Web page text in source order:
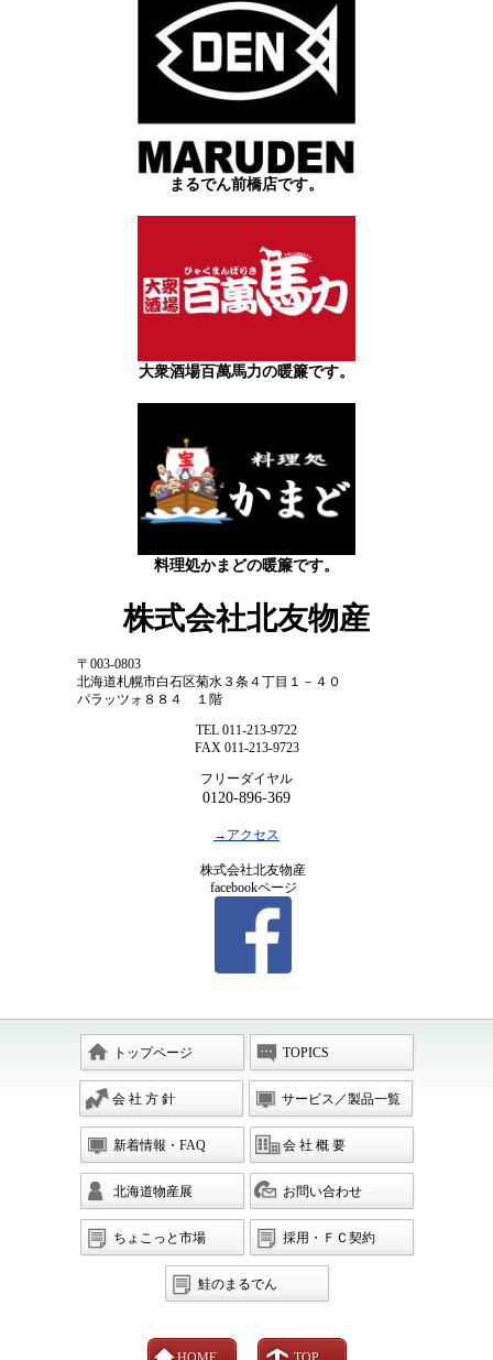
まるでん前橋店です。
大衆酒場百萬馬力の暖簾です。
料理処かまどの暖簾です。
株式会社北友物産
〒003-0803
北海道札幌市白石区菊水３条４丁目１－４０
パラッツォ８８４ １階
TEL 011-213-9722
FAX 011-213-9723
フリーダイヤル
0120-896-369
→アクセス
株式会社北友物産
facebookページ
トップページ TOPICS
会 社 方 針 サービス／製品一覧
新着情報・FAQ 会 社 概 要
北海道物産展 お問い合わせ
ちょこっと市場 採用・ＦＣ契約
鮭のまるでん